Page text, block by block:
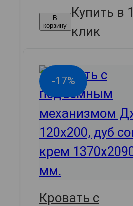
В
корзину
Купить в 1
клик
-17%
Кровать с